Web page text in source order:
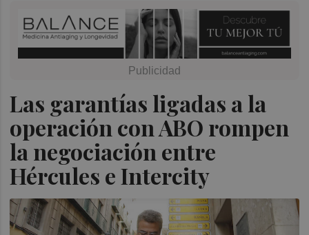
Las garantías ligadas a la
operación con ABO rompen
la negociación entre
Hércules e Intercity